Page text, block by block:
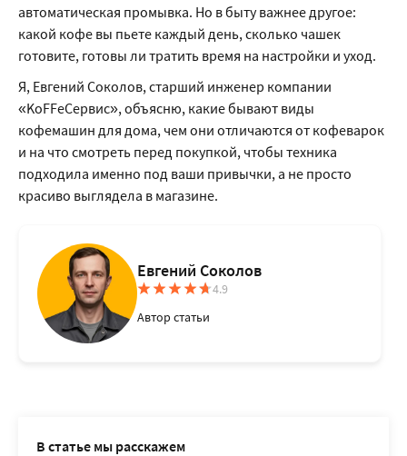
автоматическая промывка. Но в быту важнее другое:
какой кофе вы пьете каждый день, сколько чашек
готовите, готовы ли тратить время на настройки и уход.
Я, Евгений Соколов, старший инженер компании
«KoFFeСервис», объясню, какие бывают виды
кофемашин для дома, чем они отличаются от кофеварок
и на что смотреть перед покупкой, чтобы техника
подходила именно под ваши привычки, а не просто
красиво выглядела в магазине.
Евгений Соколов
4.9
Автор статьи
В статье мы расскажем